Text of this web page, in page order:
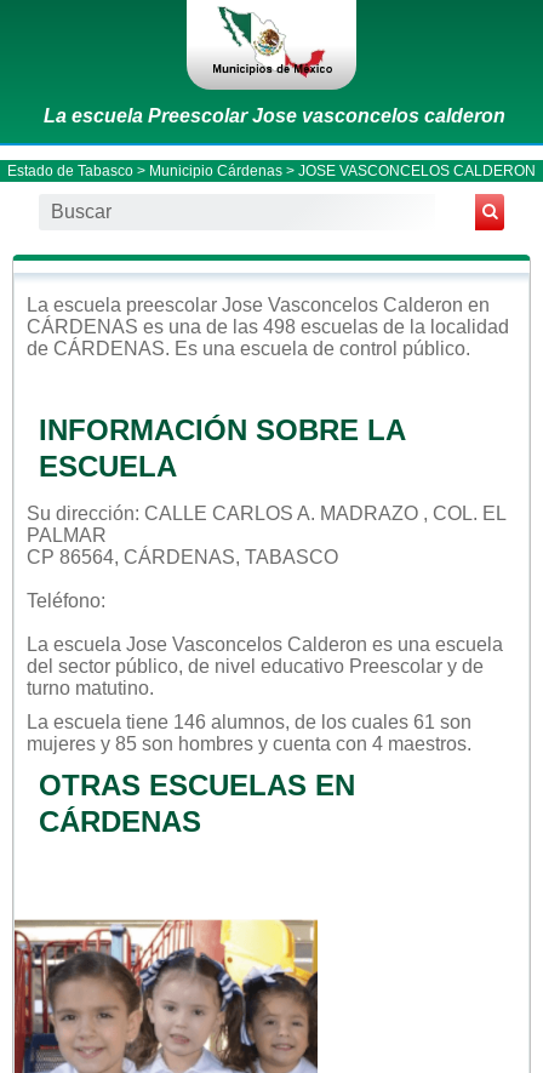
La escuela Preescolar Jose vasconcelos calderon
Estado de Tabasco > Municipio Cárdenas > JOSE VASCONCELOS CALDERON
La escuela preescolar Jose Vasconcelos Calderon en
CÁRDENAS es una de las 498 escuelas de la localidad
de CÁRDENAS. Es una escuela de control público.
INFORMACIÓN SOBRE LA
ESCUELA
Su dirección: CALLE CARLOS A. MADRAZO , COL. EL
PALMAR
CP 86564, CÁRDENAS, TABASCO
Teléfono:
La escuela Jose Vasconcelos Calderon es una escuela
del sector público, de nivel educativo Preescolar y de
turno matutino.
La escuela tiene 146 alumnos, de los cuales 61 son
mujeres y 85 son hombres y cuenta con 4 maestros.
OTRAS ESCUELAS EN
CÁRDENAS